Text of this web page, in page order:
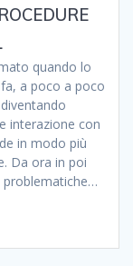
quando lo
a poco a poco
interazione con
in modo più
Da ora in poi